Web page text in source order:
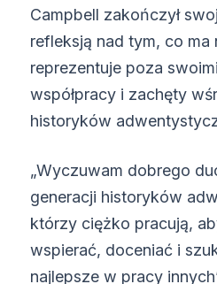
Campbell zakończył
refleksją nad tym, co ma
reprezentuje poza
współpracy i zachęty
historyków
„Wyczuwam dobrego
generacji historyków
którzy ciężko pracują,
wspierać, doceniać i
najlepsze w pracy